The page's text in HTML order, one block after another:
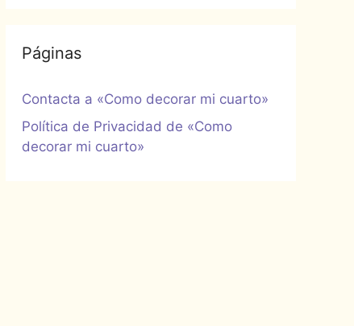
Páginas
Contacta a «Como decorar mi cuarto»
Política de Privacidad de «Como
decorar mi cuarto»